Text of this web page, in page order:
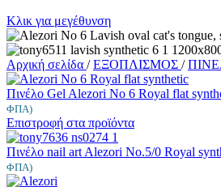
Κλικ για μεγέθυνση
Αρχική σελίδα / ΕΞΟΠΛΙΣΜΟΣ /
Πινέλο Gel Alezori No 6 Royal flat
ΦΠΑ)
Επιστροφή στα προϊόντα
Πινέλο nail art Alezori No.5/0 Royal
ΦΠΑ)